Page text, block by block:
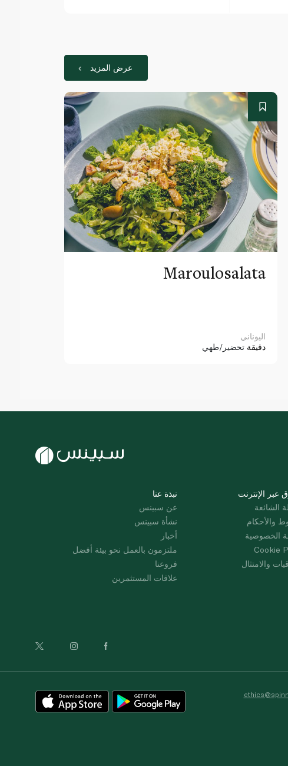
عرض المزيد
Maroulosalata
اليوناني
دقيقة تحضير/طهي
نبذة عنا
عن سبينس
نشأة سبينس
أخبار
ملتزمون بالعمل نحو بيئة أفضل
فروعنا
علاقات المستثمرين
عبر الإنترنت
الشائعة
والأحكام
الخصوصية
Cookie
والامتثال